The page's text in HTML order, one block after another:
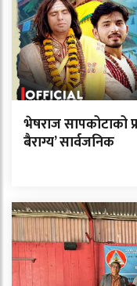
भेषराज सापकोटाको
बैराग्य’ सार्वजनिक